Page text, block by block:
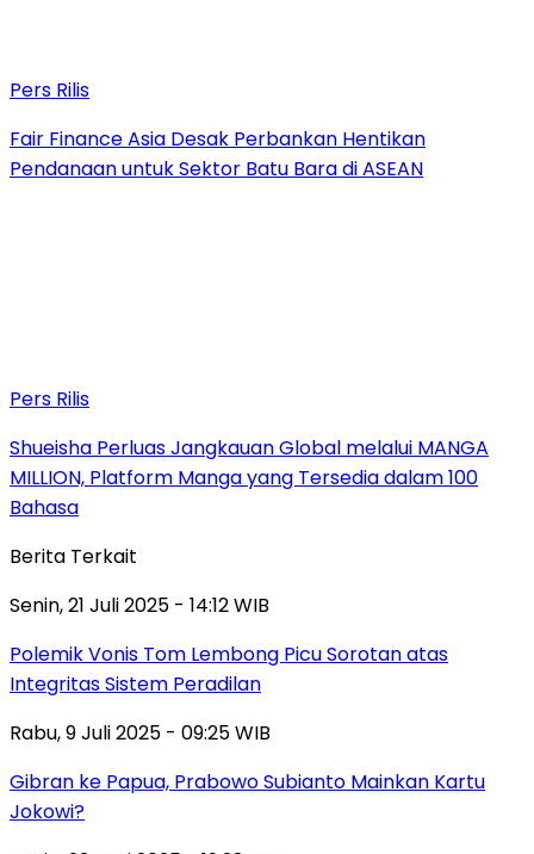
Pers Rilis
Fair Finance Asia Desak Perbankan Hentikan
Pendanaan untuk Sektor Batu Bara di ASEAN
Pers Rilis
Shueisha Perluas Jangkauan Global melalui MANGA
MILLION, Platform Manga yang Tersedia dalam 100
Bahasa
Berita Terkait
Senin, 21 Juli 2025 - 14:12 WIB
Polemik Vonis Tom Lembong Picu Sorotan atas
Integritas Sistem Peradilan
Rabu, 9 Juli 2025 - 09:25 WIB
Gibran ke Papua, Prabowo Subianto Mainkan Kartu
Jokowi?